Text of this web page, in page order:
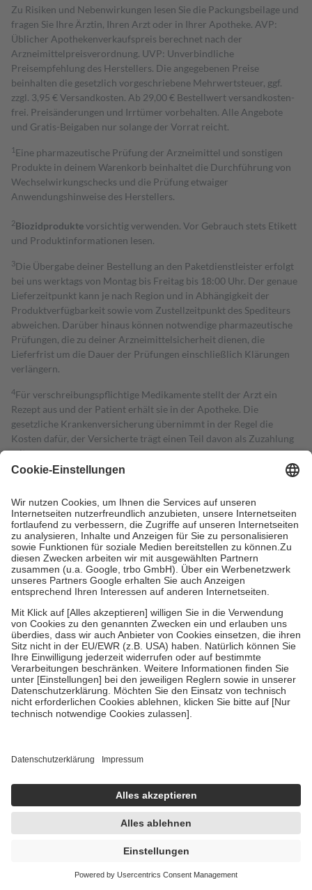
Zu Risiken und Nebenwirkungen lesen Sie die Packungsbeilage und
fragen Sie Ihre Ärztin, Ihren Arzt oder in Ihrer Apotheke. AVP:
Üblicher Apothekenverkaufspreis berechnet nach der
Arzneimittelpreisverordnung. UVP: Unverbindliche
Preisempfehlung des Herstellers. Die angegebenen Preise
beinhalten die gesetzlich vorgeschriebene Mehrwertsteuer, ggf.
zzgl. 3,95 € Versandkosten. Ab 29,00 € Bestell­wert versand­kosten­
frei. Preisänderungen und Irrtümer vorbehalten. Alle Angebote
und Gratis-Beigaben nur solange der Vorrat reicht.
1 Eine pharmazeutische Prüfung der Arzneimittel und sonstigen
Produkte in deinem Warenkorb beinhaltet die Durchführung von
Wechselwirkungschecks und die Prüfung etwaiger
Anwendungshinweise des Herstellers.
2Biozidproduktevorsichtig verwenden. Vor Gebrauch stets Etikett
und Produktinformationen lesen.
3Die Übergabe deiner Bestellung an den Paketdienstleister erfolgt
bei uns werktags von Montag bis Freitag bis 18:00 Uhr. Der genaue
Lieferzeitpunkt kann je nach Region und in Abhängigkeit der
Produktverfügbarkeit sowie vom Zustellzeitpunkt des Spediteurs
abweichen. Darüber hinaus können notwendige pharmazeutische
Prüfungen, die zu deiner Arzneimittelsicherheit dienen, die
Lieferfrist um die Dauer der Prüfungen einschließlich Klärungen
verlängern.
4Für verschreibungspflichtige Medikamente stellt der Arzt ein
Rezept aus und der Patient erhält sie in der Apotheke. Die
gesetzliche Krankenversicherung übernimmt in der Regel die
Kosten dafür, der Versicherte trägt einen Teil davon als Zuzahlung
mit.
Grundsätzlich leisten Mitglieder Zuzahlungen in Höhe von zehn
höchstens zehn Euro.
Es sind jedoch nie mehr als die tatsächlichen
Kosten der Leistung zu entrichten.
Diese Regeln gelten grundsätzlich auch für Online-Apotheken.
Bei Heilmitteln und häuslicher Krankenpflege beträgt die
Zuzahlung zehn Prozent der Kosten sowie zehn Euro je
Verordnung.
Um das Engagement der Versicherten für ihre eigene Gesundheit zu
stärken und die besondere Stellung der Familie zu unterstützen,
fallenkeine Zuzahlungenan bei:
• Kindern und Jugendlichen bis zum vollendeten 18. Lebensjahr
mit Ausnahme der Fahrkosten
• Untersuchungen zur Vorsorge und Früherkennung, die von der
GKV getragen werden
• empfohlenen Schutzimpfungen
• Harn- und Blutteststreifen
getroffen, um sicherzustellen, dass es sich um echte Bewertungen
https://help.etrusted.com/hc/de/articles/4419944605341
Einige Bilder und Inhalte wurden unter Zuhilfenahme künstlicher